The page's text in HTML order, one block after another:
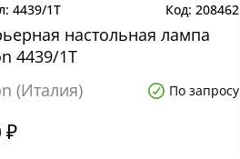
4439/1T 208462
настольная лампа
4439/1T
(Италия)
По запросу
₽